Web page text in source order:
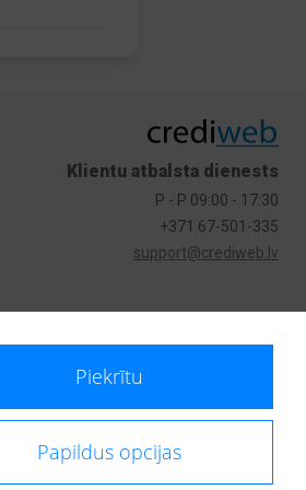
Klientu atbalsta dienests
P - P 09:00 - 17:30
+371 67-501-335
support@crediweb.lv
informāciju, ir atbildīgs par fizisko
Piekrītu
Papildus opcijas